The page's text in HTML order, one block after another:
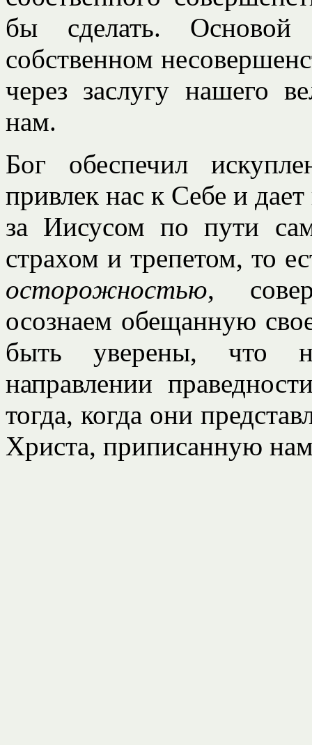
бы сделать.
собственном
через заслугу нашего
нам.
Бог обеспечил
привлек нас к Себе и
за Иисусом по пути
страхом и трепетом, то
осторожностью,
осознаем обещанную
быть уверены, что
направлении
тогда, когда они
Христа, приписанную